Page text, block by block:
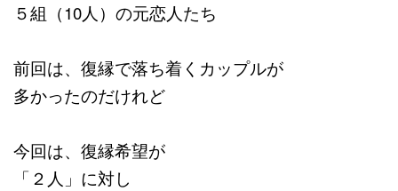
５組（10人）の元恋人たち
前回は、復縁で落ち着くカップルが
多かったのだけれど
今回は、復縁希望が
「２人」に対し